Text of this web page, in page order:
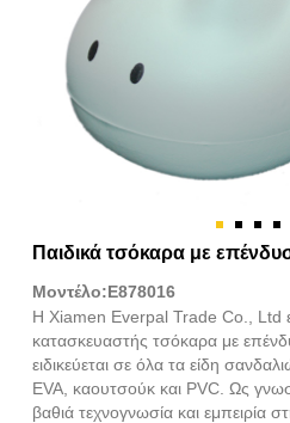
Παιδικά τσόκαρα με
Μοντέλο:E878016
Η Xiamen Everpal Trade Co., Ltd
κατασκευαστής τσόκαρα με
ειδικεύεται σε όλα τα είδη
EVA, καουτσούκ και PVC. Ως
βαθιά τεχνογνωσία και εμπειρία